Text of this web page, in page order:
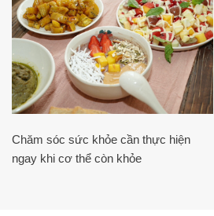
Chăm sóc sức khỏe cần thực hiện
ngay khi cơ thể còn khỏe